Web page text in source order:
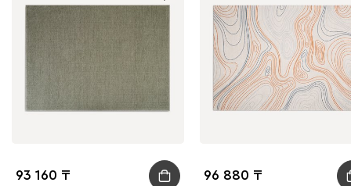
93 160 96 880